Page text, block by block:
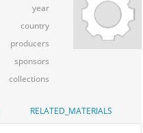
year
country
producers
sponsors
collections
RELATED_MATERIALS